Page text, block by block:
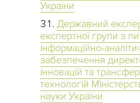
України
Державний
експертної групи з
інформаційно-
забезпечення
інновацій та
технологій
науки України